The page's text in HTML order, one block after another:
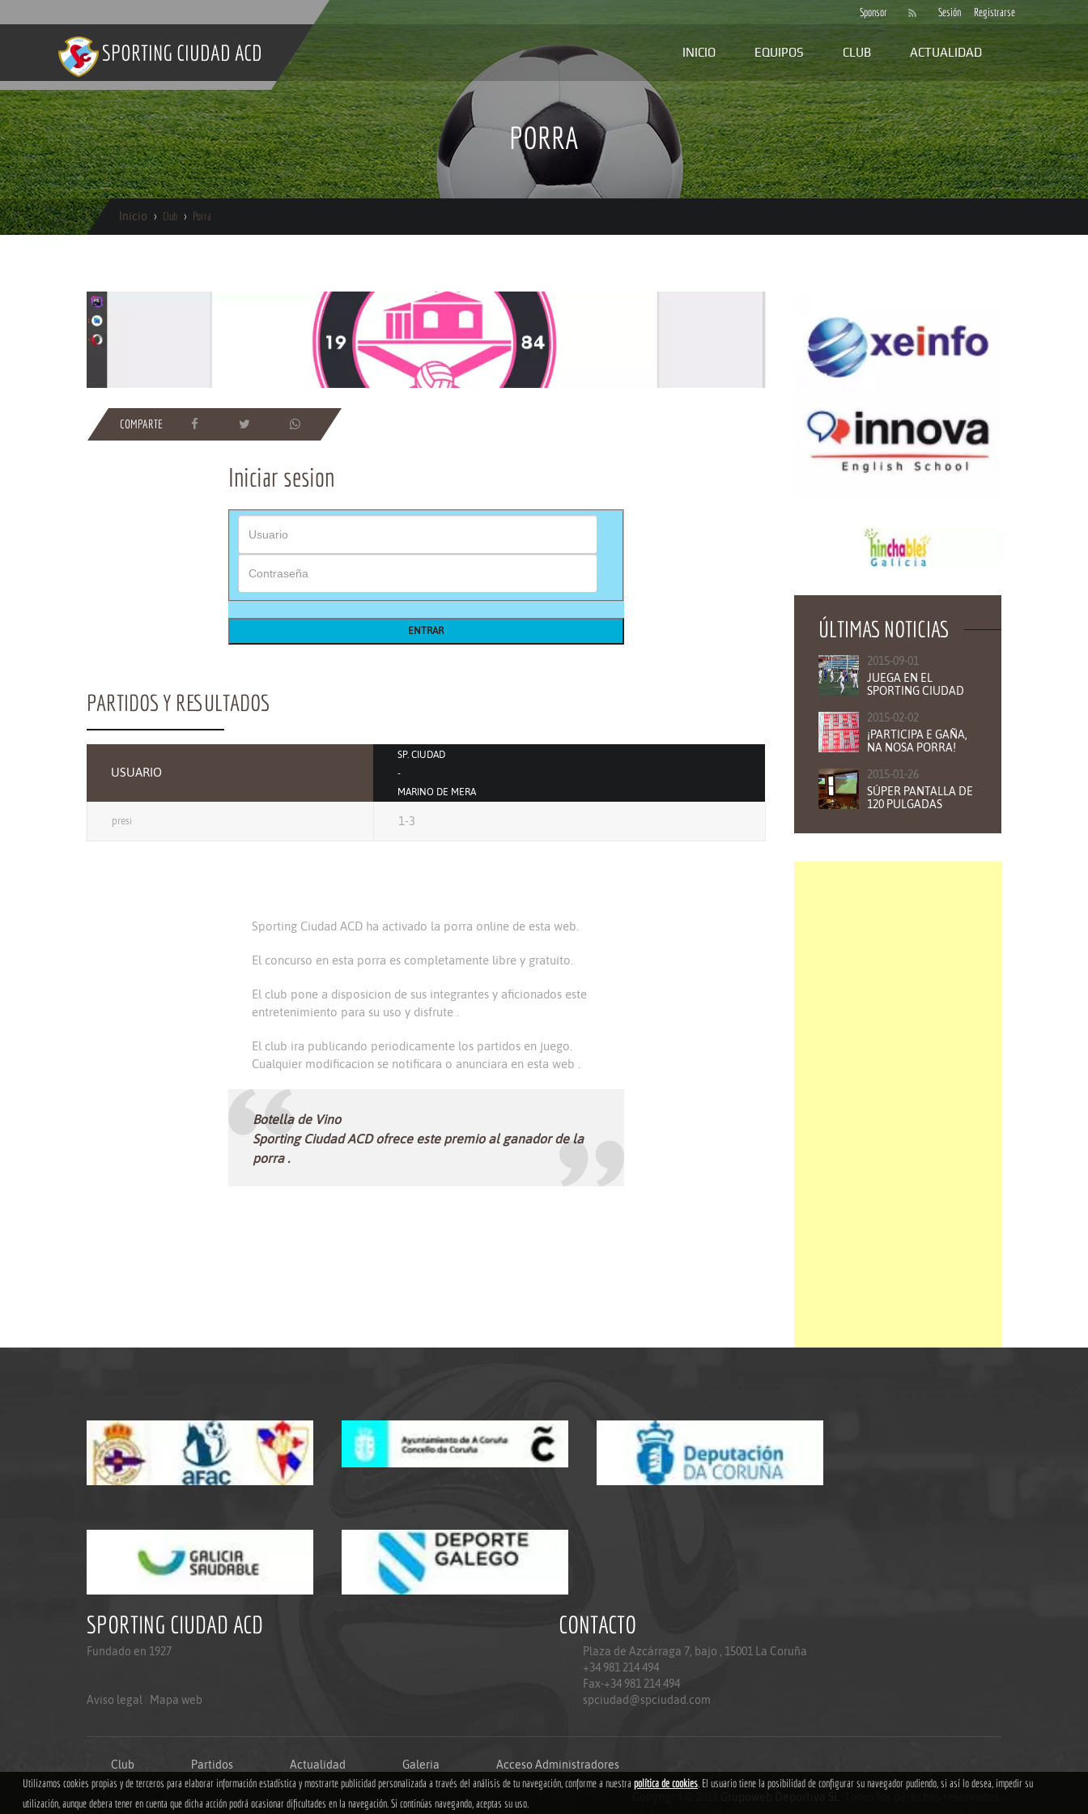
Sponsor Sesión Registrarse
SPORTING CIUDAD ACD INICIO EQUIPOS CLUB ACTUALIDAD
PORRA
Inicio Club Porra
COMPARTE
Iniciar sesion
PARTIDOS Y RESULTADOS
USUARIO
SP. CIUDAD
-
MARINO DE MERA
presi 1-3
Sporting Ciudad ACD ha activado la porra online de esta web.
El concurso en esta porra es completamente libre y gratuito.
El club pone a disposicion de sus integrantes y aficionados este
entretenimiento para su uso y disfrute .
El club ira publicando periodicamente los partidos en juego.
Cualquier modificacion se notificara o anunciara en esta web .
Botella de Vino
Sporting Ciudad ACD ofrece este premio al ganador de la
porra .
ÚLTIMAS NOTICIAS
2015-09-01
JUEGA EN EL
SPORTING CIUDAD
2015-02-02
¡PARTICIPA E GAÑA,
NA NOSA PORRA!
2015-01-26
SÚPER PANTALLA DE
120 PULGADAS
SPORTING CIUDAD ACD
Fundado en 1927
Aviso legal Mapa web
CONTACTO
Plaza de Azcárraga 7, bajo , 15001 La Coruña
+34 981 214 494
Fax-+34 981 214 494
spciudad@spciudad.com
Club Partidos Actualidad Galeria Acceso Administradores
Utilizamos cookies propias y de terceros para elaborar información estadística y mostrarte publicidad personalizada a través del análisis de tu navegación, conforme a nuestra política de cookies. El usuario tiene la posibilidad de configurar su navegador pudiendo, si así lo desea, impedir su
utilización, aunque debera tener en cuenta que dicha acción podrá ocasionar dificultades en la navegación. Si continúas navegando, aceptas su uso.